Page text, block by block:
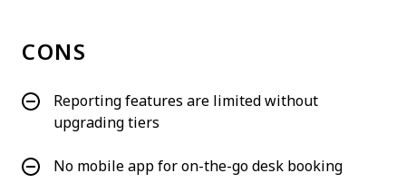
CONS
Reporting features are limited without
upgrading tiers
No mobile app for on-the-go desk booking